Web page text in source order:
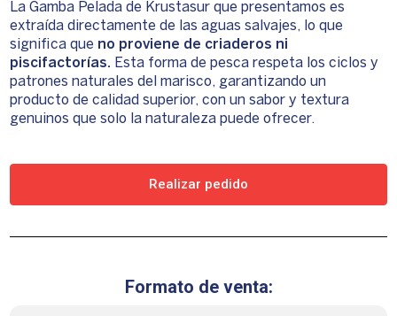
La Gamba Pelada de Krustasur que presentamos es
extraída directamente de las aguas salvajes, lo que
significa que no proviene de criaderos ni
piscifactorías. Esta forma de pesca respeta los ciclos y
patrones naturales del marisco, garantizando un
producto de calidad superior, con un sabor y textura
genuinos que solo la naturaleza puede ofrecer.
Realizar pedido
Formato de venta: